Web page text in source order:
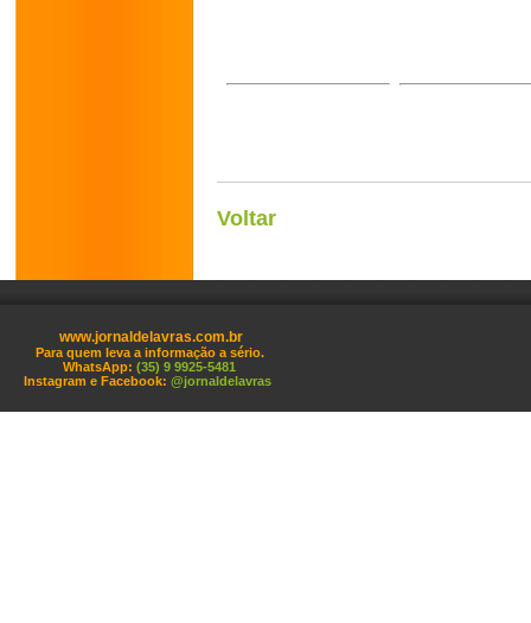
Voltar
www.jornaldelavras.com.br
Para quem leva a informação a sério.
WhatsApp: (35) 9 9925-5481
Instagram e Facebook: @jornaldelavras